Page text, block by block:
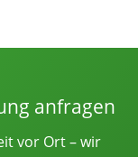
anfragen
vor Ort – wir